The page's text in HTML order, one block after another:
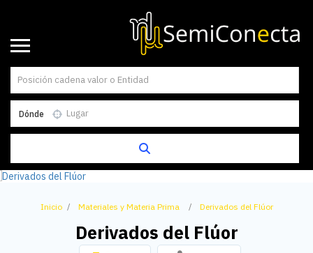
Dónde
Inicio Materiales y Materia Prima Derivados del Flúor
Derivados del Flúor